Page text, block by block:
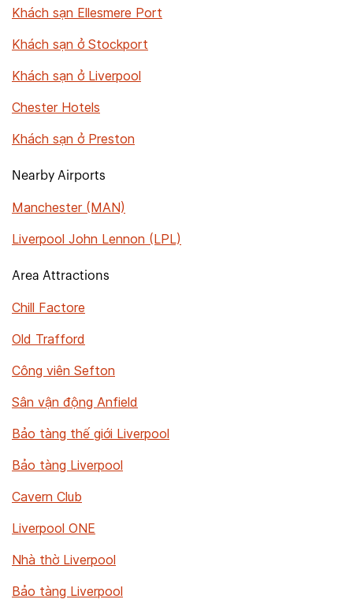
Khách sạn Ellesmere Port
Khách sạn ở Stockport
Khách sạn ở Liverpool
Chester Hotels
Khách sạn ở Preston
Nearby Airports
Manchester (MAN)
Liverpool John Lennon (LPL)
Area Attractions
Chill Factore
Old Trafford
Công viên Sefton
Sân vận động Anfield
Bảo tàng thế giới Liverpool
Bảo tàng Liverpool
Cavern Club
Liverpool ONE
Nhà thờ Liverpool
Bảo tàng Liverpool